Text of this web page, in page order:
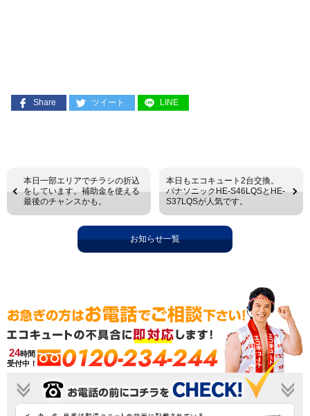
Share ツイート LINE
本日一部エリアでチラシの折込
をしています。補助金を使える
最後のチャンスかも。
本日もエコキュート2台交換。
パナソニックHE-S46LQSとHE-
S37LQSが人気です。
お知らせ一覧
24時間
受付中！
0120-234-244